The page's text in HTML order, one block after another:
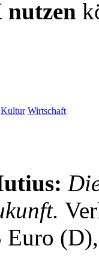
nutzen
Kultur Wirtschaft
:
Euro